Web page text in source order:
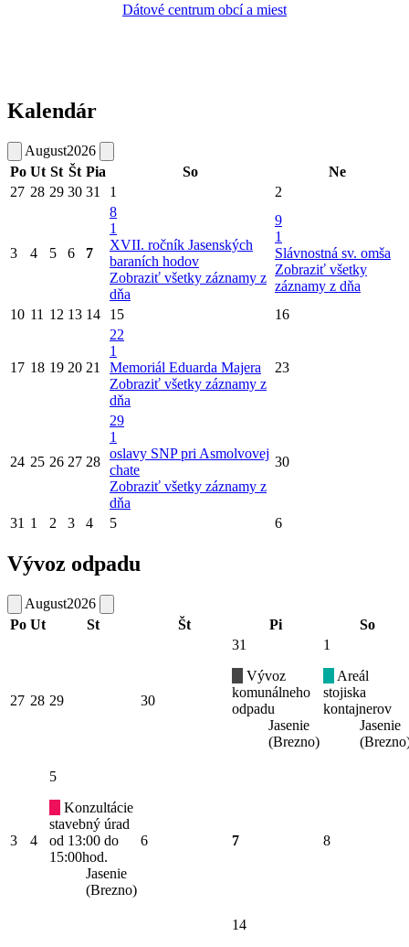
Dátové centrum obcí a miest
Kalendár
August2026
Po Ut St Št Pia So
Ne
27 28 29 30 31 1 2
3 4 5 6 7
8
1
XVII. ročník Jasenských
baraních hodov
Zobraziť všetky záznamy z
dňa
9
1
Slávnostná sv. omša
Zobraziť všetky
záznamy z dňa
10 11 12 13 14 15 16
17 18 19 20 21
22
1
Memoriál Eduarda Majera
Zobraziť všetky záznamy z
dňa
23
24 25 26 27 28
29
1
oslavy SNP pri Asmolvovej
chate
Zobraziť všetky záznamy z
dňa
30
31 1 2 3 4 5 6
Vývoz odpadu
August2026
Po Ut St Št Pi So
27 28 29 30
31
Vývoz
komunálneho
odpadu
Jasenie
(Brezno)
1
Areál
stojiska
kontajnerov
Jasenie
3 4
5
Konzultácie
stavebný úrad
od 13:00 do
15:00hod.
Jasenie
(Brezno)
6 7 8
14